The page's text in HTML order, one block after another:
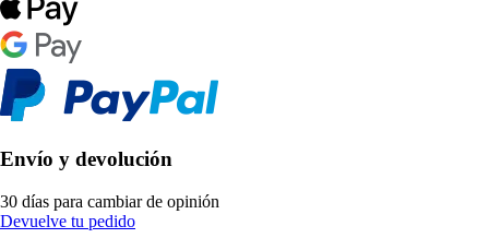
Envío y devolución
30 días para cambiar de opinión
Devuelve tu pedido